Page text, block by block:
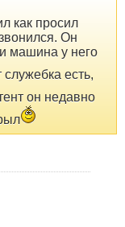
как просил
Он
машина у него
служебка есть,
он недавно